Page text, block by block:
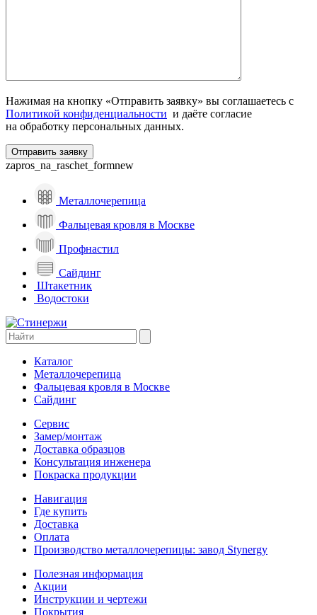
Нажимая на кнопку «Отправить заявку» вы соглашаетесь с
Политикой конфиденциальности и даёте согласие
на обработку персональных данных.
zapros_na_raschet_formnew
Металлочерепица
Фальцевая кровля в Москве
Профнастил
Сайдинг
Штакетник
Водостоки
Каталог
Металлочерепица
Фальцевая кровля в Москве
Сайдинг
Сервис
Замер/монтаж
Доставка образцов
Консультация инженера
Покраска продукции
Навигация
Где купить
Доставка
Оплата
Производство металлочерепицы: завод Stynergy
Полезная информация
Акции
Инструкции и чертежи
Покрытия